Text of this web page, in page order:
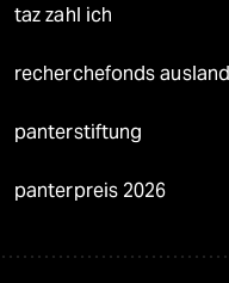
taz zahl ich
recherchefonds ausland
panterstiftung
panterpreis 2026